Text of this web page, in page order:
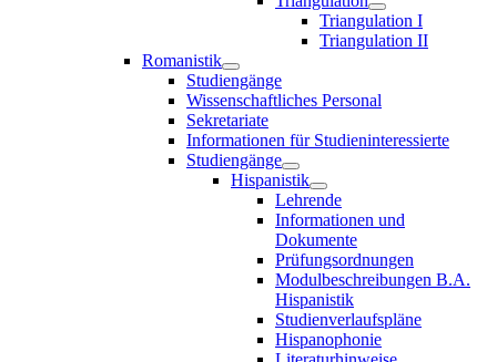
Triangulation I
Triangulation II
Romanistik
Studiengänge
Wissenschaftliches Personal
Sekretariate
Informationen für Studieninteressierte
Studiengänge
Hispanistik
Lehrende
Informationen und
Dokumente
Prüfungsordnungen
Modulbeschreibungen B.A.
Hispanistik
Studienverlaufspläne
Hispanophonie